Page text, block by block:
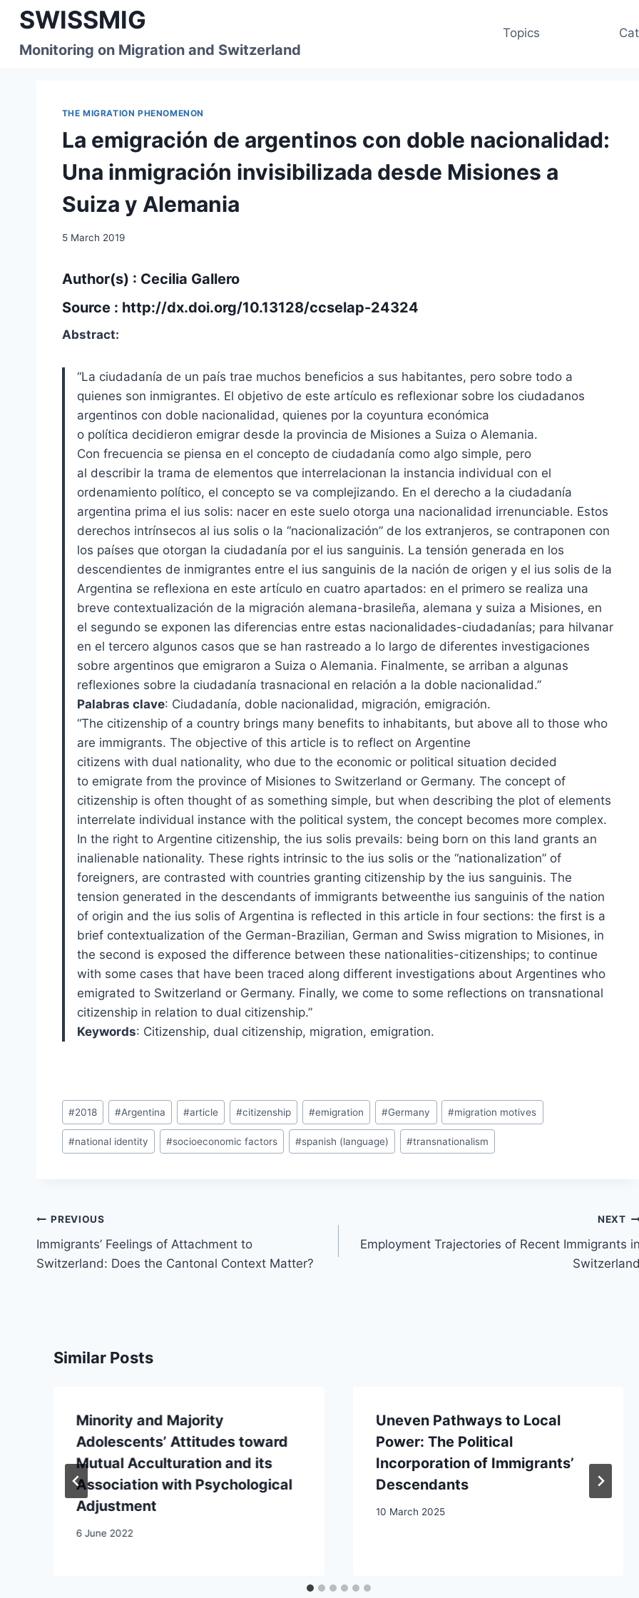
Skip
content
SWISSMIG
Monitoring on Migration and Switzerland
Topics
THE MIGRATION PHENOMENON
La emigración de argentinos con doble nacionalidad:
Una inmigración invisibilizada desde Misiones a
Suiza y Alemania
5 March 2019
Author(s) : Cecilia Gallero
Source : http://dx.doi.org/10.13128/ccselap-24324
Abstract:
“La ciudadanía de un país trae muchos beneficios a sus habitantes, pero sobre todo a
quienes son inmigrantes. El objetivo de este artículo es reflexionar sobre los ciudadanos
argentinos con doble nacionalidad, quienes por la coyuntura económica
o política decidieron emigrar desde la provincia de Misiones a Suiza o Alemania.
Con frecuencia se piensa en el concepto de ciudadanía como algo simple, pero
al describir la trama de elementos que interrelacionan la instancia individual con el
ordenamiento político, el concepto se va complejizando. En el derecho a la ciudadanía
argentina prima el ius solis: nacer en este suelo otorga una nacionalidad irrenunciable. Estos
derechos intrínsecos al ius solis o la “nacionalización” de los extranjeros, se contraponen con
los países que otorgan la ciudadanía por el ius sanguinis. La tensión generada en los
descendientes de inmigrantes entre el ius sanguinis de la nación de origen y el ius solis de la
Argentina se reflexiona en este artículo en cuatro apartados: en el primero se realiza una
breve contextualización de la migración alemana-brasileña, alemana y suiza a Misiones, en
el segundo se exponen las diferencias entre estas nacionalidades-ciudadanías; para hilvanar
en el tercero algunos casos que se han rastreado a lo largo de diferentes investigaciones
sobre argentinos que emigraron a Suiza o Alemania. Finalmente, se arriban a algunas
reflexiones sobre la ciudadanía trasnacional en relación a la doble nacionalidad.”
Palabras clave: Ciudadanía, doble nacionalidad, migración, emigración.
“The citizenship of a country brings many benefits to inhabitants, but above all to those who
are immigrants. The objective of this article is to reflect on Argentine
citizens with dual nationality, who due to the economic or political situation decided
to emigrate from the province of Misiones to Switzerland or Germany. The concept of
citizenship is often thought of as something simple, but when describing the plot of elements
interrelate individual instance with the political system, the concept becomes more complex.
In the right to Argentine citizenship, the ius solis prevails: being born on this land grants an
inalienable nationality. These rights intrinsic to the ius solis or the “nationalization” of
foreigners, are contrasted with countries granting citizenship by the ius sanguinis. The
tension generated in the descendants of immigrants betweenthe ius sanguinis of the nation
of origin and the ius solis of Argentina is reflected in this article in four sections: the first is a
brief contextualization of the German-Brazilian, German and Swiss migration to Misiones, in
the second is exposed the difference between these nationalities-citizenships; to continue
with some cases that have been traced along different investigations about Argentines who
emigrated to Switzerland or Germany. Finally, we come to some reflections on transnational
citizenship in relation to dual citizenship.”
Keywords: Citizenship, dual citizenship, migration, emigration.
Post
Tags:
#2018 #Argentina #article #citizenship #emigration #Germany #migration motives
#national identity #socioeconomic factors #spanish (language) #transnationalism
Post
navigation
PREVIOUS
Immigrants’ Feelings of Attachment to
Switzerland: Does the Cantonal Context Matter?
NEXT
Employment Trajectories of Recent Immigrants
Similar Posts
Minority and Majority
Adolescents’ Attitudes toward
Mutual Acculturation and its
Association with Psychological
Adjustment
6 June 2022
Uneven Pathways to Local
Power: The Political
Incorporation of Immigrants’
Descendants
10 March 2025